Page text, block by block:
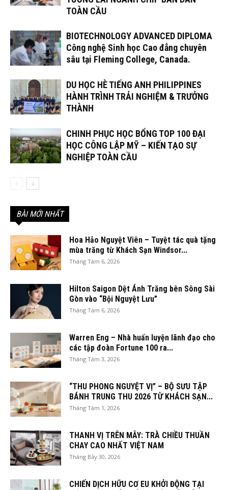
TOÀN CẦU
BIOTECHNOLOGY ADVANCED DIPLOMA
Công nghệ Sinh học Cao đẳng chuyên
sâu tại Fleming College, Canada.
DU HỌC HÈ TIẾNG ANH PHILIPPINES
HÀNH TRÌNH TRẢI NGHIỆM & TRƯỞNG
THÀNH
CHINH PHỤC HỌC BỔNG TOP 100 ĐẠI
HỌC CÔNG LẬP MỸ – KIẾN TẠO SỰ
NGHIỆP TOÀN CẦU
BÀI MỚI NHẤT
Hoa Hảo Nguyệt Viên – Tuyệt tác quà tặng
mùa trăng từ Khách Sạn Windsor...
Tháng Tám 6, 2026
Hilton Saigon Dệt Ánh Trăng bên Sông Sài
Gòn vào “Bội Nguyệt Lưu”
Tháng Tám 6, 2026
Warren Eng – Nhà huấn luyện lãnh đạo cho
các tập đoàn Fortune 100 ra...
Tháng Tám 3, 2026
“THU PHONG NGUYỆT VỊ” – BỘ SƯU TẬP
BÁNH TRUNG THU 2026 TỪ KHÁCH SẠN...
Tháng Tám 1, 2026
THANH VỊ TRÊN MÂY: TRÀ CHIỀU THUẦN
CHAY CAO NHẤT VIỆT NAM
Tháng Bảy 30, 2026
CHIẾN DỊCH HỮU CƠ EU KHỞI ĐỘNG TẠI